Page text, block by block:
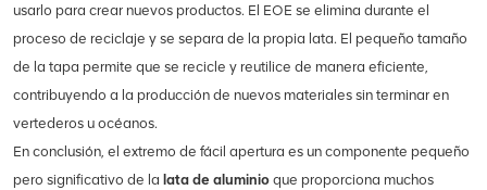
usarlo para crear nuevos productos. El EOE se elimina durante el
proceso de reciclaje y se separa de la propia lata. El pequeño tamaño
de la tapa permite que se recicle y reutilice de manera eficiente,
contribuyendo a la producción de nuevos materiales sin terminar en
vertederos u océanos.
En conclusión, el extremo de fácil apertura es un componente pequeño
pero significativo de la lata de aluminio que proporciona muchos